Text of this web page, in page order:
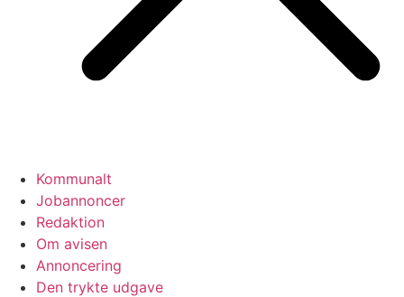
Kommunalt
Jobannoncer
Redaktion
Om avisen
Annoncering
Den trykte udgave